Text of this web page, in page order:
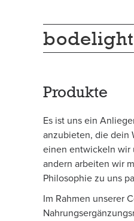
bodelight
Produkte
Es ist uns ein
anzubieten, die dein
einen entwickeln wir
andern arbeiten wir
Philosophie zu uns
Im Rahmen unserer